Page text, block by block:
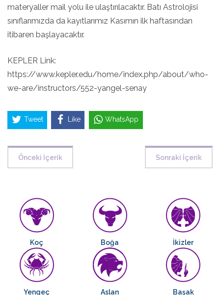
materyaller mail yolu ile ulaştırılacaktır. Batı Astrolojisi
sınıflarımızda da kayıtlarımız Kasımın ilk haftasından
itibaren başlayacaktır.
KEPLER Link:
https://www.kepler.edu/home/index.php/about/who-
we-are/instructors/552-yangel-senay
Tweet Like WhatsApp
Önceki İçerik Sonraki İçerik
Koç Boğa İkizler
Yengeç Aslan Başak